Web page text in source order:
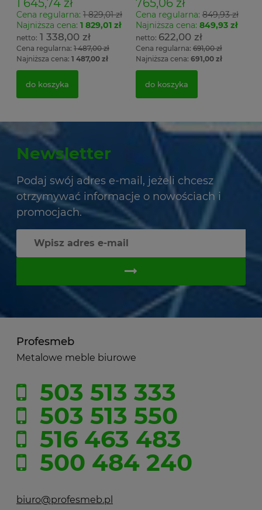
1 645,74 zł
Cena regularna: 1 829,01 zł
Najniższa cena: 1 829,01 zł
1 338,00 zł
Cena regularna: 1 487,00 zł
Najniższa cena: 1 487,00 zł
do koszyka
765,06 zł
Cena regularna:849,93 zł
Najniższa cena: 849,93 zł
622,00 zł
Cena regularna:691,00 zł
Najniższa cena: 691,00 zł
do koszyka
Newsletter
Podaj swój adres e-mail, jeżeli chcesz
otrzymywać informacje o nowościach i
promocjach.
Profesmeb
Metalowe meble biurowe
503 513 333
503 513 550
516 463 483
500 484 240
biuro@profesmeb.pl